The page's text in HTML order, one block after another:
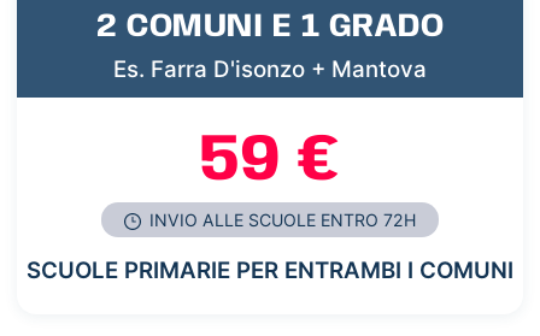
2 COMUNI E 1 GRADO
Es. Farra D'isonzo + Mantova
59 €
INVIO ALLE SCUOLE ENTRO 72H
SCUOLE PRIMARIE PER ENTRAMBI I COMUNI